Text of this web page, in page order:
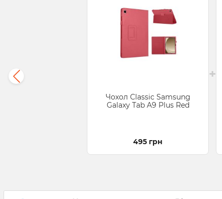
Чохол Classic Samsung
Galaxy Tab A9 Plus Red
495 грн
+